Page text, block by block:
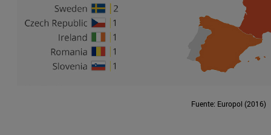
Fuente: Europol (2016)